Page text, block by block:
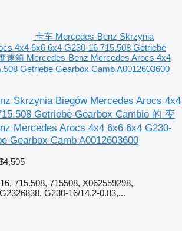
卡车 Mercedes-Benz Skrzynia
4x4 6x6 6x4 G230-16 715.508 Getriebe
速箱 Mercedes-Benz Mercedes Arocs 4x4
Getriebe Gearbox Camb A0012603600
Skrzynia Biegów Mercedes Arocs 4x4
Getriebe Gearbox Cambio 的 变
Mercedes Arocs 4x4 6x6 6x4 G230-
Gearbox Camb A0012603600
715.508, 715508, X062559298,
G230-16/14.2-0.83,...